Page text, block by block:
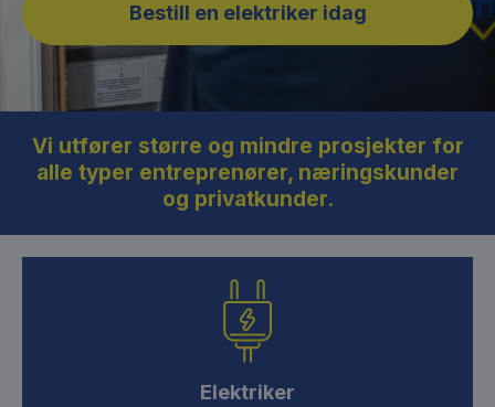
Bestill en elektriker idag
Vi utfører større og mindre prosjekter for
alle typer entreprenører, næringskunder
og privatkunder.
Elektriker